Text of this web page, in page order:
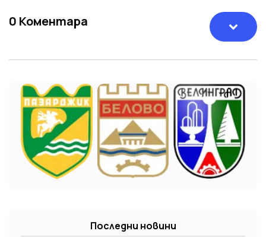
0 Коментара
Последни новини